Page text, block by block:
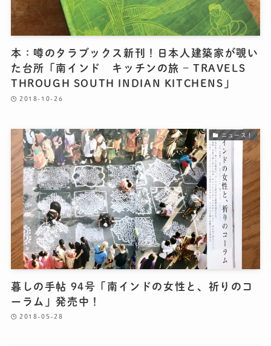
本：噂のタラブックス新刊！日本人建築家が覗い
た台所「南インド キッチンの旅 – TRAVELS
THROUGH SOUTH INDIAN KITCHENS」
2018-10-26
ニュース！
暮しの手帖 94号「南インドの女性と、祈りのコ
ーラム」発売中！
2018-05-28